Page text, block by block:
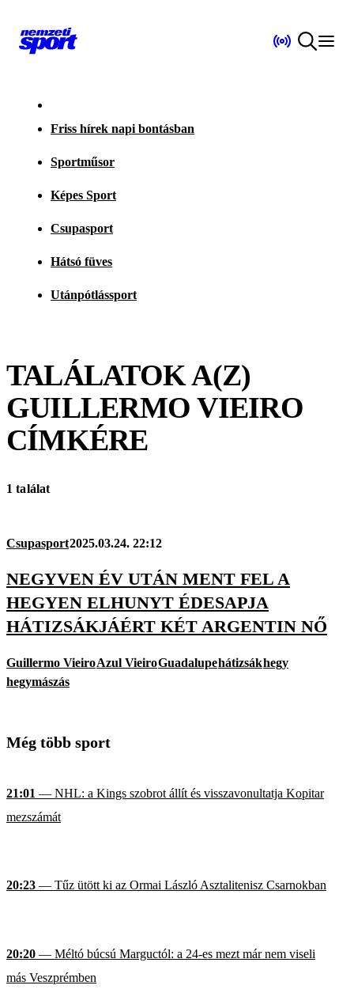
Friss hírek napi bontásban
Sportműsor
Képes Sport
Csupasport
Hátsó füves
Utánpótlássport
TALÁLATOK A(Z)
GUILLERMO VIEIRO
CÍMKÉRE
1 találat
Csupasport2025.03.24. 22:12
NEGYVEN ÉV UTÁN MENT FEL A
HEGYEN ELHUNYT ÉDESAPJA
HÁTIZSÁKJÁÉRT KÉT ARGENTIN NŐ
Guillermo VieiroAzul VieiroGuadalupehátizsákhegy
hegymászás
Még több sport
21:01 — NHL: a Kings szobrot állít és visszavonultatja Kopitar
mezszámát
20:23 — Tűz ütött ki az Ormai László Asztalitenisz Csarnokban
20:20 — Méltó búcsú Marguctól: a 24-es mezt már nem viseli
más Veszprémben